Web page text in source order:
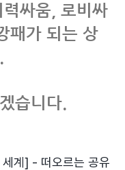
싸움, 로비싸
패가 되는 상
습니다.
계] - 떠오르는 공유